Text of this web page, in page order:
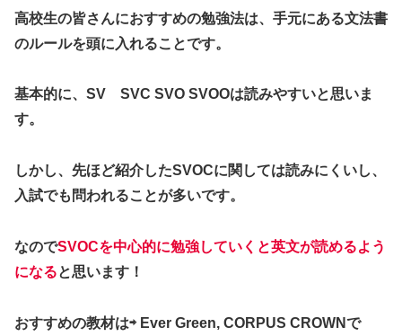
高校生の皆さんにおすすめの勉強法は、手元にある文法書
のルールを頭に入れることです。
基本的に、SV SVC SVO SVOOは読みやすいと思いま
す。
しかし、先ほど紹介したSVOCに関しては読みにくいし、
入試でも問われることが多いです。
なのでSVOCを中心的に勉強していくと英文が読めるよう
になると思います！
おすすめの教材は⇨ Ever Green, CORPUS CROWNで